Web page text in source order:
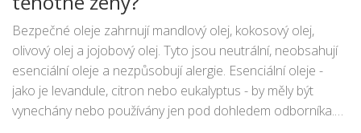
Bezpečné oleje zahrnují mandlový olej, kokosový olej,
olivový olej a jojobový olej. Tyto jsou neutrální, neobsahují
esenciální oleje a nezpůsobují alergie. Esenciální oleje -
jako je levandule, citron nebo eukalyptus - by měly být
vynechány nebo používány jen pod dohledem odborníka.